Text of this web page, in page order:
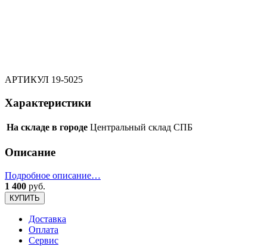
АРТИКУЛ 19-5025
Характеристики
На складе в городе Центральный склад СПБ
Описание
Подробное описание…
1 400 руб.
КУПИТЬ
Доставка
Оплата
Сервис